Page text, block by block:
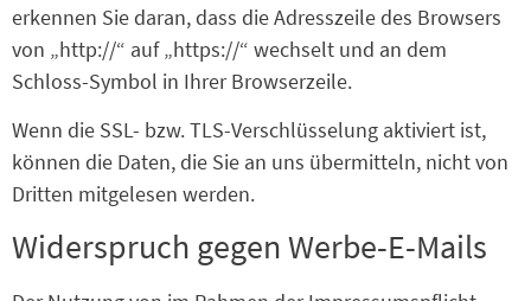
erkennen Sie daran, dass die Adresszeile des Browsers
von „http://“ auf „https://“ wechselt und an dem
Schloss-Symbol in Ihrer Browserzeile.
Wenn die SSL- bzw. TLS-Verschlüsselung aktiviert ist,
können die Daten, die Sie an uns übermitteln, nicht von
Dritten mitgelesen werden.
Widerspruch gegen Werbe-E-Mails